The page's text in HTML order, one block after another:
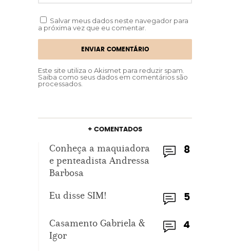
Salvar meus dados neste navegador para
a próxima vez que eu comentar.
Este site utiliza o Akismet para reduzir spam.
Saiba como seus dados em comentários são
processados
+ COMENTADOS
8
Conheça a maquiadora
e penteadista Andressa
Barbosa
5
Eu disse SIM!
4
Casamento Gabriela &
Igor